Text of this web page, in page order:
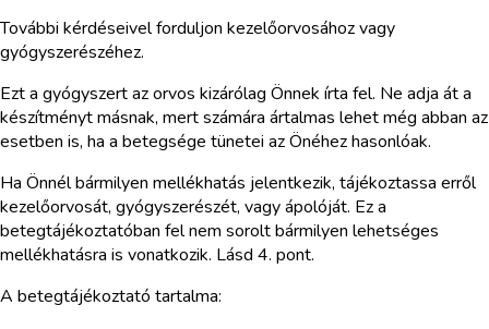
További kérdéseivel forduljon kezelőorvosához vagy
gyógyszerészéhez.
Ezt a gyógyszert az orvos kizárólag Önnek írta fel. Ne adja át a
készítményt másnak, mert számára ártalmas lehet még abban az
esetben is, ha a betegsége tünetei az Önéhez hasonlóak.
Ha Önnél bármilyen mellékhatás jelentkezik, tájékoztassa erről
kezelőorvosát, gyógyszerészét, vagy ápolóját. Ez a
betegtájékoztatóban fel nem sorolt bármilyen lehetséges
mellékhatásra is vonatkozik. Lásd 4. pont.
A betegtájékoztató tartalma: